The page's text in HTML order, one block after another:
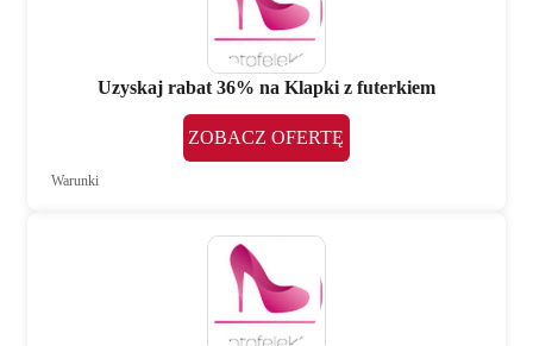
Uzyskaj rabat 36% na Klapki z futerkiem
ZOBACZ OFERTĘ
Warunki